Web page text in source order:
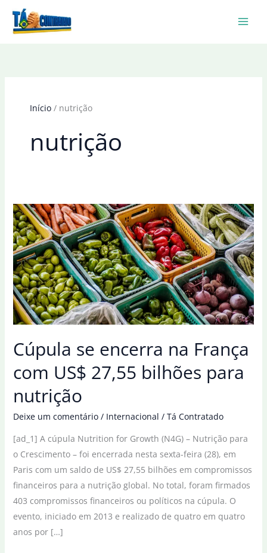
Início nutrição
nutrição
Cúpula se encerra na França
com US$ 27,55 bilhões para
nutrição
Deixe um comentário / Internacional / Tá Contratado
[ad_1] A cúpula Nutrition for Growth (N4G) – Nutrição para
o Crescimento – foi encerrada nesta sexta-feira (28), em
Paris com um saldo de US$ 27,55 bilhões em compromissos
financeiros para a nutrição global. No total, foram firmados
403 compromissos financeiros ou políticos na cúpula. O
evento, iniciado em 2013 e realizado de quatro em quatro
anos por […]